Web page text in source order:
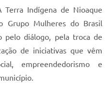
Indígena de Nioaque
Grupo Mulheres do Brasil
pelo diálogo, pela troca de
de iniciativas que vêm
empreendedorismo e